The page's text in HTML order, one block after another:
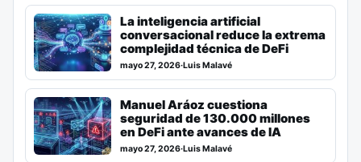
La inteligencia artificial
conversacional reduce la extrema
complejidad técnica de DeFi
mayo 27, 2026·Luis Malavé
Manuel Aráoz cuestiona
seguridad de 130.000 millones
en DeFi ante avances de IA
mayo 27, 2026·Luis Malavé